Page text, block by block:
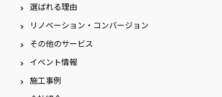
選ばれる理由
リノベーション・コンバージョン
その他のサービス
イベント情報
施工事例